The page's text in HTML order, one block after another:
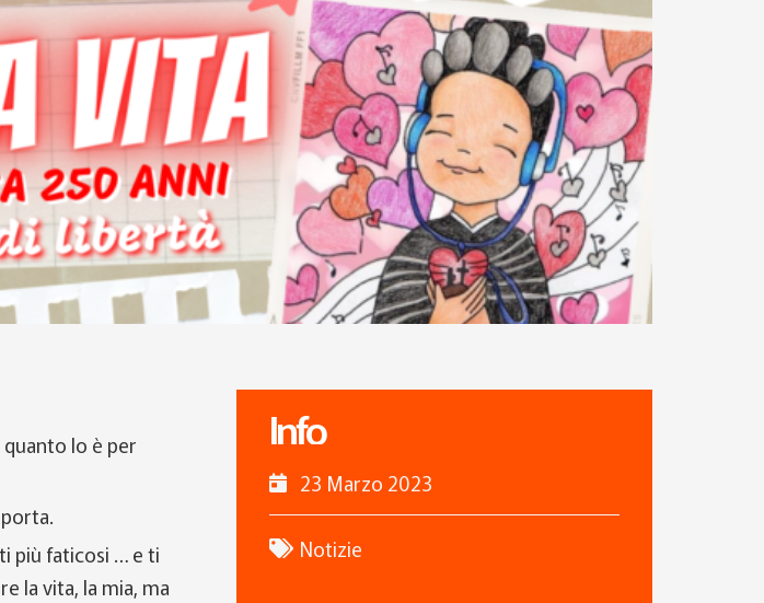
lo è per
più faticosi … e ti
la vita, la mia, ma
Info
23 Marzo 2023
Notizie